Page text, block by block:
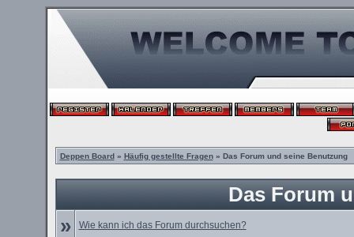
Deppen Board» Häufig gestellte Fragen» Das Forum und seine Benutzung
Das Forum
»
Wie kann ich das Forum durchsuchen?